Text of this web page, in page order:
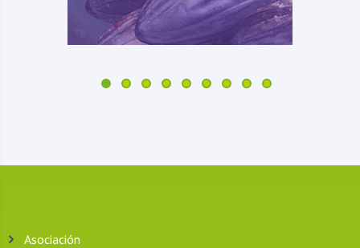
Asociación